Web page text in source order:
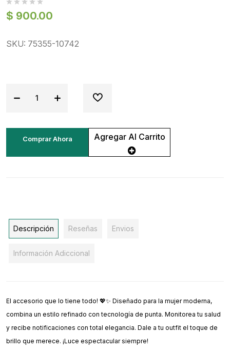
$ 900.00
SKU: 75355-10742
Comprar Ahora Agregar Al Carrito
Descripción Reseñas Envios
Información Adiccional
El accesorio que lo tiene todo! 💖✨ Diseñado para la mujer moderna,
combina un estilo refinado con tecnología de punta. Monitorea tu salud
y recibe notificaciones con total elegancia. Dale a tu outfit el toque de
brillo que merece. ¡Luce espectacular siempre!